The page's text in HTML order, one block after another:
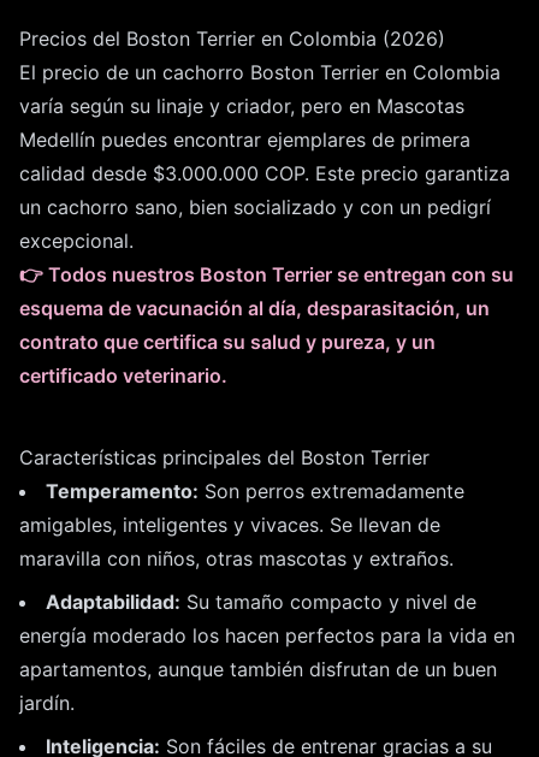
Precios del Boston Terrier en Colombia (2026)
El precio de un cachorro Boston Terrier en Colombia
varía según su linaje y criador, pero en Mascotas
Medellín puedes encontrar ejemplares de primera
calidad desde $3.000.000 COP. Este precio garantiza
un cachorro sano, bien socializado y con un pedigrí
excepcional.
👉 Todos nuestros Boston Terrier se entregan con su
esquema de vacunación al día, desparasitación, un
contrato que certifica su salud y pureza, y un
certificado veterinario.
Características principales del Boston Terrier
Temperamento: Son perros extremadamente
amigables, inteligentes y vivaces. Se llevan de
maravilla con niños, otras mascotas y extraños.
Adaptabilidad: Su tamaño compacto y nivel de
energía moderado los hacen perfectos para la vida en
apartamentos, aunque también disfrutan de un buen
jardín.
Inteligencia: Son fáciles de entrenar gracias a su